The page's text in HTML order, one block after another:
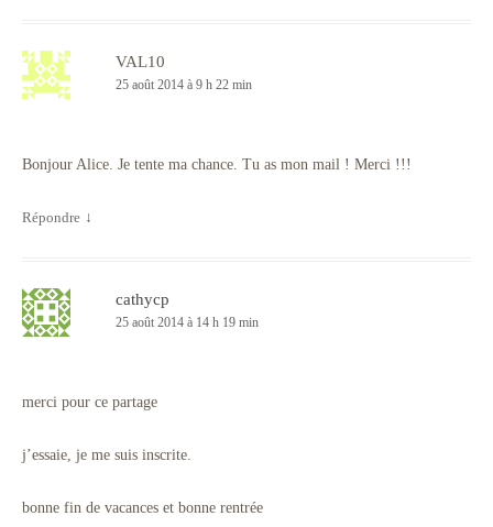
VAL10
25 août 2014 à 9 h 22 min
Bonjour Alice. Je tente ma chance. Tu as mon mail ! Merci !!!
Répondre ↓
cathycp
25 août 2014 à 14 h 19 min
merci pour ce partage
j’essaie, je me suis inscrite.
bonne fin de vacances et bonne rentrée